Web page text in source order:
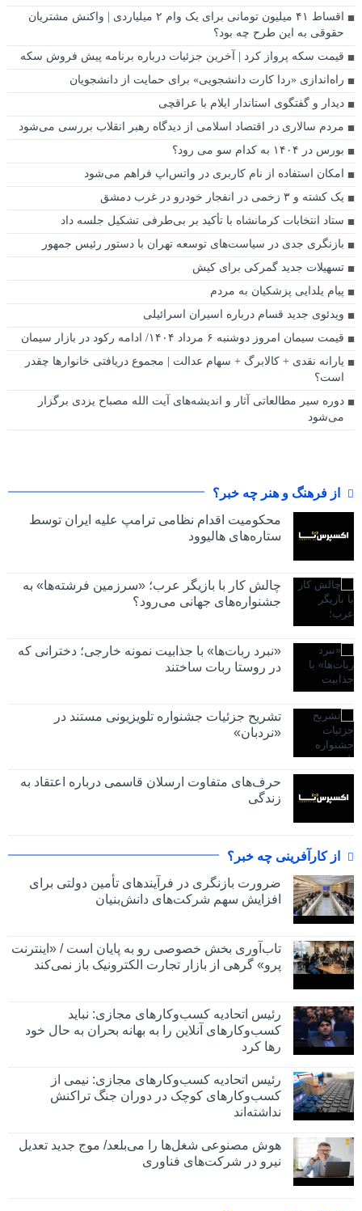
اقساط ۴۱ میلیون تومانی برای یک وام ۲ میلیاردی | واکنش مشتریان
حقوقی به این طرح چه بود؟
قیمت سکه پرواز کرد | آخرین جزئیات درباره برنامه پیش فروش سکه
راه‌اندازی «ردا کارت دانشجویی» برای حمایت از دانشجویان
دیدار و گفتگوی استاندار ایلام با عراقچی
مردم سالاری در اقتصاد اسلامی از دیدگاه رهبر انقلاب بررسی می‌شود
بورس در ۱۴۰۴ به کدام سو می رود؟
امکان استفاده از نام کاربری در واتس‌اپ فراهم می‌شود
یک کشته و ۳ زخمی در انفجار خودرو در غرب دمشق
ستاد انتخابات کرمانشاه با تأکید بر بی‌طرفی تشکیل جلسه داد
بازنگری جدی در سیاست‌های توسعه تهران با دستور رئیس جمهور
تسهیلات جدید گمرکی برای کیش
پیام یلدایی پزشکیان به مردم
ویدئوی جدید قسام درباره اسیران اسرائیلی
قیمت سیمان امروز دوشنبه ۶ مرداد ۱۴۰۴/ ادامه رکود در بازار سیمان
یارانه نقدی + کالابرگ + سهام عدالت | مجموع دریافتی خانوارها چقدر
است؟
دوره سیر مطالعاتی آثار و اندیشه‌های آیت الله مصباح یزدی برگزار
می‌شود
از فرهنگ و هنر چه خبر؟
محکومیت اقدام نظامی ترامپ علیه ایران توسط
ستاره‌های هالیوود
چالش کار با بازیگر عرب؛ «سرزمین فرشته‌ها» به
جشنواره‌های جهانی می‌رود؟
«نبرد ربات‌ها» با جذابیت نمونه خارجی؛ دخترانی که
در روستا ربات ساختند
تشریح جزئیات جشنواره‌ تلویزیونی مستند در
«نردبان»
حرف‌های متفاوت ارسلان قاسمی درباره اعتقاد به
زندگی
از کارآفرینی چه خبر؟
ضرورت بازنگری در فرآیندهای تأمین دولتی برای
افزایش سهم شرکت‌های دانش‌بنیان
تاب‌آوری بخش خصوصی رو به پایان است / «اینترنت
پرو» گرهی از بازار تجارت الکترونیک باز نمی‌کند
رئیس اتحادیه کسب‌وکارهای مجازی: نباید
کسب‌وکارهای آنلاین را به بهانه بحران به حال خود
رها کرد
رئیس اتحادیه کسب‌وکارهای مجازی: نیمی از
کسب‌وکارهای کوچک در دوران جنگ‌ تراکنش
نداشته‌اند
هوش مصنوعی شغل‌ها را می‌بلعد/ موج جدید تعدیل
نیرو در شرکت‌های فناوری